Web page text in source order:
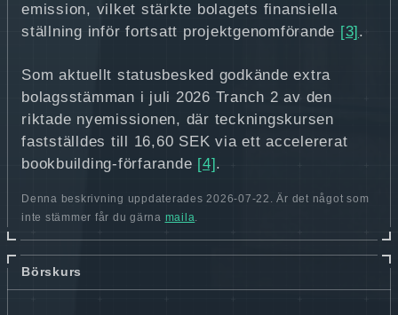
emission, vilket stärkte bolagets finansiella
ställning inför fortsatt projektgenomförande [3] .
Som aktuellt statusbesked godkände extra
bolagsstämman i juli 2026 Tranch 2 av den
riktade nyemissionen, där teckningskursen
fastställdes till 16,60 SEK via ett accelererat
bookbuilding-förfarande [4] .
Denna beskrivning uppdaterades 2026-07-22. Är det något som
inte stämmer får du gärna maila.
Börskurs